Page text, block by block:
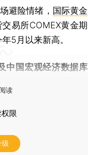
避险情绪， 国际黄金
易所COMEX黄金期
5月以来新高。
中国宏观经济数据库
读
限
级